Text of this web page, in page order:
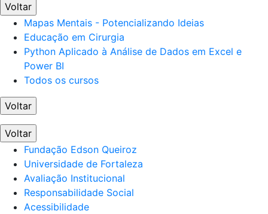
Voltar
Mapas Mentais - Potencializando Ideias
Educação em Cirurgia
Python Aplicado à Análise de Dados em Excel e
Power BI
Todos os cursos
Voltar
Voltar
Fundação Edson Queiroz
Universidade de Fortaleza
Avaliação Institucional
Responsabilidade Social
Acessibilidade